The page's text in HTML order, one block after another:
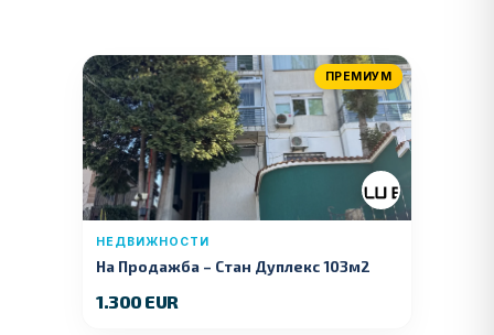
ПРЕМИУМ
НЕДВИЖНОСТИ
На Продажба – Стан Дуплекс 103м2
1.300 EUR